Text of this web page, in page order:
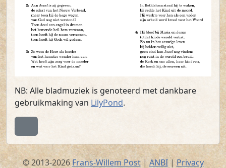
NB: Alle bladmuziek is genoteerd met dankbare
gebruikmaking van LilyPond.
© 2013-2026Frans-Willem Post|ANBI| Privacy